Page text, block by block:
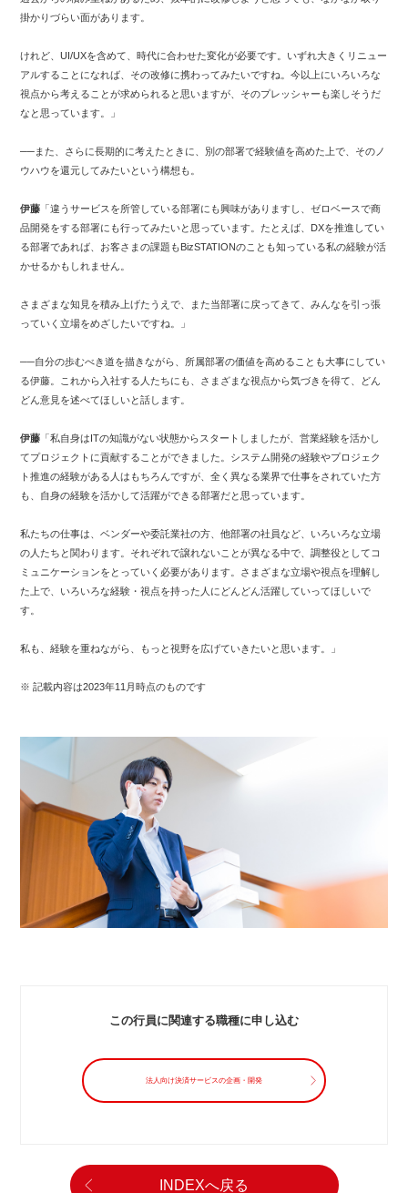
掛かりづらい面があります。
けれど、UI/UXを含めて、時代に合わせた変化が必要です。いずれ大きくリニュー
アルすることになれば、その改修に携わってみたいですね。今以上にいろいろな
視点から考えることが求められると思いますが、そのプレッシャーも楽しそうだ
なと思っています。」
──また、さらに長期的に考えたときに、別の部署で経験値を高めた上で、そのノ
ウハウを還元してみたいという構想も。
伊藤 「違うサービスを所管している部署にも興味がありますし、ゼロベースで商
品開発をする部署にも行ってみたいと思っています。たとえば、DXを推進してい
る部署であれば、お客さまの課題もBizSTATIONのことも知っている私の経験が活
かせるかもしれません。
さまざまな知見を積み上げたうえで、また当部署に戻ってきて、みんなを引っ張
っていく立場をめざしたいですね。」
──自分の歩むべき道を描きながら、所属部署の価値を高めることも大事にしてい
る伊藤。これから入社する人たちにも、さまざまな視点から気づきを得て、どん
どん意見を述べてほしいと話します。
伊藤 「私自身はITの知識がない状態からスタートしましたが、営業経験を活かし
てプロジェクトに貢献することができました。システム開発の経験やプロジェク
ト推進の経験がある人はもちろんですが、全く異なる業界で仕事をされていた方
も、自身の経験を活かして活躍ができる部署だと思っています。
私たちの仕事は、ベンダーや委託業社の方、他部署の社員など、いろいろな立場
の人たちと関わります。それぞれで譲れないことが異なる中で、調整役としてコ
ミュニケーションをとっていく必要があります。さまざまな立場や視点を理解し
た上で、いろいろな経験・視点を持った人にどんどん活躍していってほしいで
す。
私も、経験を重ねながら、もっと視野を広げていきたいと思います。」
※ 記載内容は2023年11月時点のものです
この行員に関連する職種に申し込む
法人向け決済サービスの企画・開発
INDEXへ戻る